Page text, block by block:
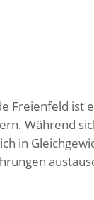
Freienfeld ist
Während
in